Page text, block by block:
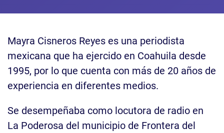
Mayra Cisneros Reyes es una periodista
mexicana que ha ejercido en Coahuila desde
1995, por lo que cuenta con más de 20 años de
experiencia en diferentes medios.
Se desempeñaba como locutora de radio en
La Poderosa del municipio de Frontera del